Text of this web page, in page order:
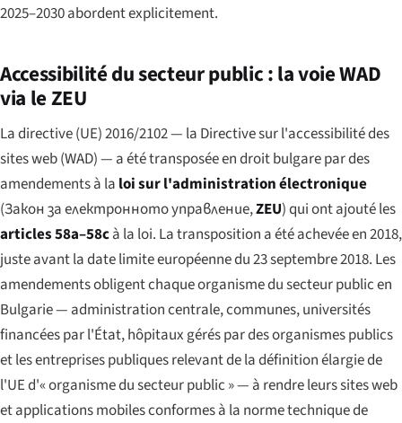
2025–2030 abordent explicitement.
Accessibilité du secteur public : la voie WAD
via le ZEU
La directive (UE) 2016/2102 — la Directive sur l'accessibilité des
sites web (WAD) — a été transposée en droit bulgare par des
amendements à la loi sur l'administration électronique
(Закон за електронното управление,ZEU) qui ont ajouté les
articles 58a–58cà la loi. La transposition a été achevée en 2018,
juste avant la date limite européenne du 23 septembre 2018. Les
amendements obligent chaque organisme du secteur public en
Bulgarie — administration centrale, communes, universités
financées par l'État, hôpitaux gérés par des organismes publics
et les entreprises publiques relevant de la définition élargie de
l'UE d'« organisme du secteur public » — à rendre leurs sites web
et applications mobiles conformes à la norme technique de